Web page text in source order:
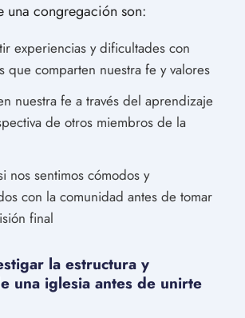
una congregación son:
experiencias y dificultades con
que comparten nuestra fe y valores
nuestra fe a través del aprendizaje
de otros miembros de la
nos sentimos cómodos y
con la comunidad antes de tomar
final
la estructura y
una iglesia antes de unirte